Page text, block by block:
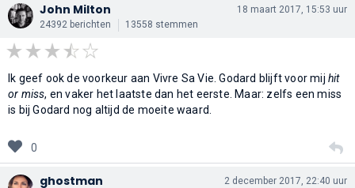
John Milton
24392 berichten 13558 stemmen
18 maart 2017, 15:53 uur
Ik geef ook de voorkeur aan Vivre Sa Vie. Godard blijft voor mij hit
or miss, en vaker het laatste dan het eerste. Maar: zelfs een miss
is bij Godard nog altijd de moeite waard.
0
ghostman 2 december 2017, 22:40 uur